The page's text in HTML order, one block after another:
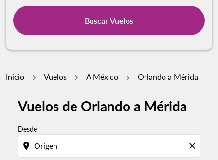
Buscar Vuelos
Inicio Vuelos A México Orlando a Mérida
Vuelos de Orlando a Mérida
Desde
location_on close
Por favor, intente actualizar su ruta (origen y / o